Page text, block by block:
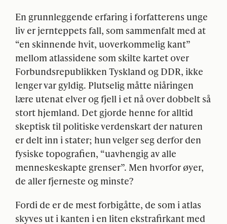
En grunnleggende erfaring i forfatterens unge
liv er jernteppets fall, som sammenfalt med at
“en skinnende hvit, uoverkommelig kant”
mellom atlassidene som skilte kartet over
Forbundsrepublikken Tyskland og DDR, ikke
lenger var gyldig. Plutselig måtte niåringen
lære utenat elver og fjell i et nå over dobbelt så
stort hjemland. Det gjorde henne for alltid
skeptisk til politiske verdenskart der naturen
er delt inn i stater; hun velger seg derfor den
fysiske topografien, “uavhengig av alle
menneskeskapte grenser”. Men hvorfor øyer,
de aller fjerneste og minste?
Fordi de er de mest forbigåtte, de som i atlas
skyves ut i kanten i en liten ekstrafirkant med